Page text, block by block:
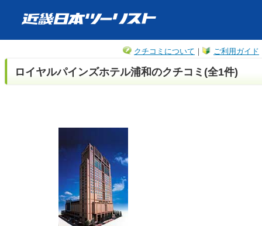
ご利用ガイド
クチコミについて ｜
ロイヤルパインズホテル浦和のクチコミ(全1件)